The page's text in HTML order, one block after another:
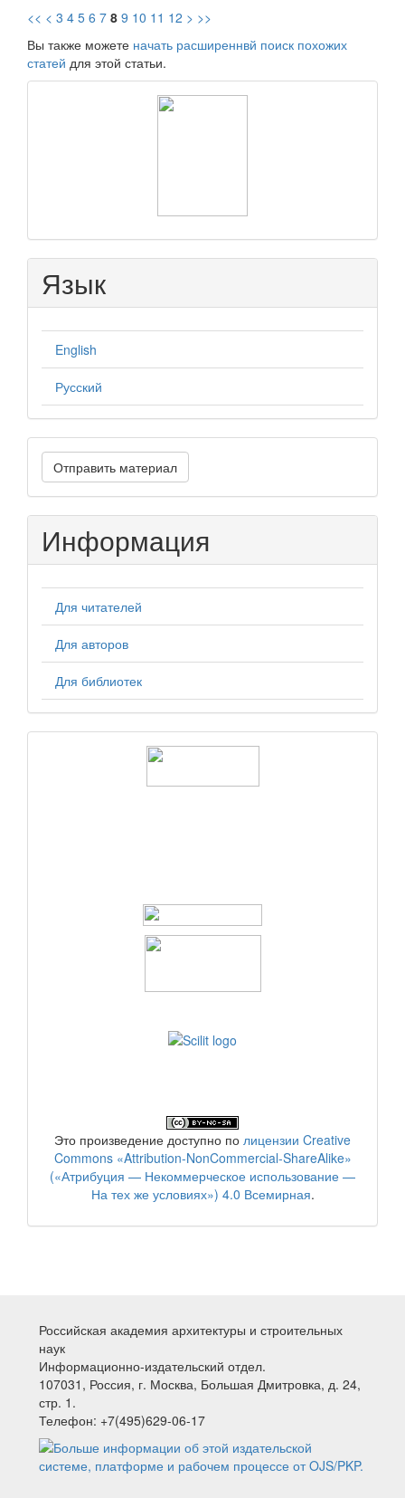
<< < 3 4 5 6 7 8 9 10 11 12 > >>
Вы также можете начать расширеннвй поиск похожих
статей для этой статьи.
Язык
English
Русский
Отправить
материал
Отправить материал
Информация
Для читателей
Для авторов
Для библиотек
Это произведение доступно по лицензии Creative
Commons «Attribution-NonCommercial-ShareAlike»
(«Атрибуция — Некоммерческое использование —
На тех же условиях») 4.0 Всемирная.
Российская академия архитектуры и строительных
наук
Информационно-издательский отдел.
107031, Россия, г. Москва, Большая Дмитровка, д. 24,
стр. 1.
Телефон: +7(495)629-06-17